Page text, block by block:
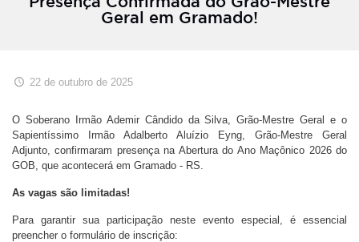
Geral em Gramado!
22 de outubro de 2025
O Soberano Irmão Ademir Cândido da Silva, Grão-Mestre Geral e o
Sapientíssimo Irmão Adalberto Aluízio Eyng, Grão-Mestre Geral
Adjunto, confirmaram presença na Abertura do Ano Maçônico 2026 do
GOB, que acontecerá em Gramado - RS.
As vagas são limitadas!
Para garantir sua participação neste evento especial, é essencial
preencher o formulário de inscrição: